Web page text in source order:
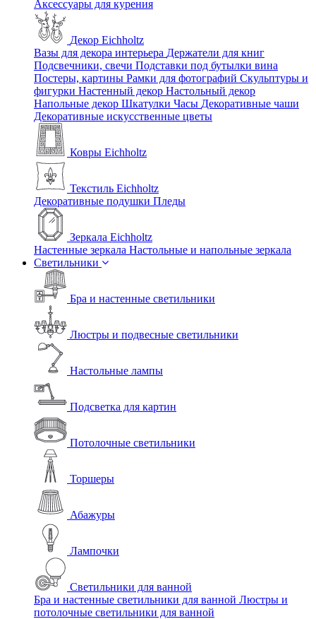
Аксессуары для курения
Декор Eichholtz
Вазы для декора интерьера Держатели для книг
Подсвечники, свечи Подставки под бутылки вина
Постеры, картины Рамки для фотографий Скульптуры и
фигурки Настенный декор Настольный декор
Напольные декор Шкатулки Часы Декоративные чаши
Декоративные искусственные цветы
Ковры Eichholtz
Текстиль Eichholtz
Декоративные подушки Пледы
Зеркала Eichholtz
Настенные зеркала Настольные и напольные зеркала
Светильники
Бра и настенные светильники
Люстры и подвесные светильники
Настольные лампы
Подсветка для картин
Потолочные светильники
Торшеры
Абажуры
Лампочки
Светильники для ванной
Бра и настенные светильники для ванной Люстры и
потолочные светильники для ванной